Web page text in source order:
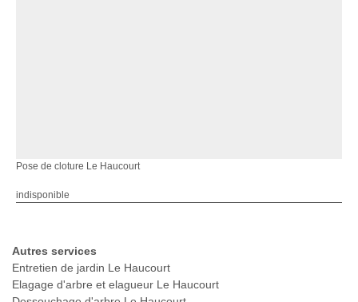
Pose de cloture Le Haucourt
indisponible
Autres services
Entretien de jardin Le Haucourt
Elagage d'arbre et elagueur Le Haucourt